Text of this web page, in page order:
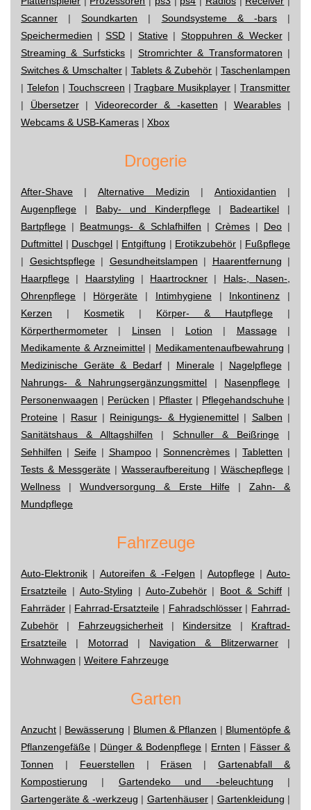
Scanner |Soundkarten | Soundsysteme & -bars|
Speichermedien | SSD| Stative| Stoppuhren & Wecker|
Streaming & Surfsticks| Stromrichter & Transformatoren |
Switches & Umschalter| Tablets & Zubehör | Taschenlampen
| Telefon | Touchscreen |Tragbare Musikplayer | Transmitter
| Übersetzer| Videorecorder & -kasetten | Wearables|
Webcams & USB-Kameras | Xbox
Drogerie
After-Shave | Alternative Medizin | Antioxidantien |
Augenpflege | Baby- und Kinderpflege | Badeartikel |
Bartpflege | Beatmungs- & Schlafhilfen | Crèmes | Deo |
Duftmittel | Duschgel | Entgiftung | Erotikzubehör | Fußpflege
| Gesichtspflege| Gesundheitslampen | Haarentfernung |
Haarpflege | Haarstyling | Haartrockner | Hals-, Nasen-,
Ohrenpflege | Hörgeräte | Intimhygiene| Inkontinenz |
Kerzen | Kosmetik | Körper- & Hautpflege |
Körperthermometer | Linsen | Lotion | Massage|
Medikamente & Arzneimittel| Medikamentenaufbewahrung |
Medizinische Geräte & Bedarf| Minerale| Nagelpflege|
Nahrungs- & Nahrungsergänzungsmittel | Nasenpflege |
Personenwaagen | Perücken | Pflaster | Pflegehandschuhe |
Proteine | Rasur| Reinigungs- & Hygienemittel | Salben |
Sanitätshaus & Alltagshilfen | Schnuller & Beißringe|
Sehhilfen | Seife| Shampoo|Sonnencrèmes |Tabletten |
Tests & Messgeräte | Wasseraufbereitung | Wäschepflege |
Wellness |Wundversorgung & Erste Hilfe| Zahn- &
Mundpflege
Fahrzeuge
Auto-Elektronik | Autoreifen & -Felgen | Autopflege| Auto-
Ersatzteile | Auto-Styling | Auto-Zubehör| Boot & Schiff |
Fahrräder | Fahrrad-Ersatzteile | Fahradschlösser| Fahrrad-
Zubehör | Fahrzeugsicherheit| Kindersitze | Kraftrad-
Ersatzteile | Motorrad | Navigation & Blitzerwarner|
Wohnwagen | Weitere Fahrzeuge
Garten
Anzucht | Bewässerung | Blumen & Pflanzen | Blumentöpfe &
Pflanzengefäße | Dünger & Bodenpflege | Ernten | Fässer &
Tonnen | Feuerstellen | Fräsen |Gartenabfall &
Kompostierung | Gartendeko und -beleuchtung |
Gartengeräte & -werkzeug | Gartenhäuser| Gartenkleidung |